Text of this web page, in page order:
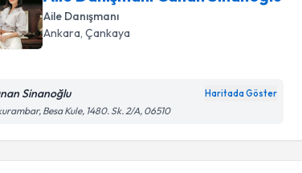
Aile Danışmanı
Ankara , Çankaya
Sinanoğlu Haritada Göster
Besa Kule, 1480. Sk. 2/A, 06510